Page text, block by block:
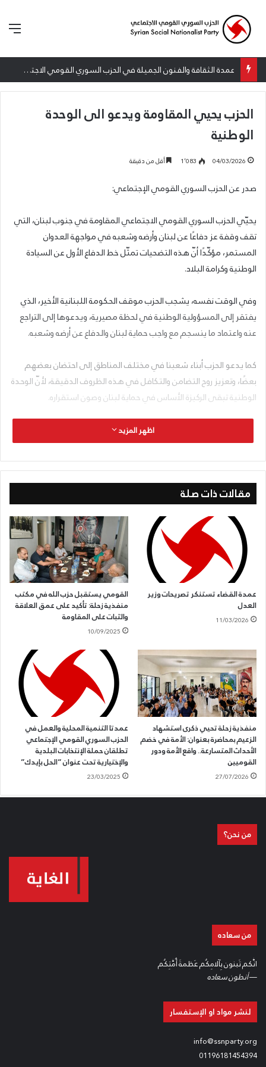
عمدة الثقافة والفنون الجميلة في الحزب السوري القومي الاجتماعي تعلن نتائج الدورة الخامسة من جائزة أنطون سعاده الأدبية
الحزب يحيي المقاومة ويدعو الى الوحدة
الوطنية
04/03/2026 1٬083 أقل من دقيقة
صدر عن الحزب السوري القومي الإجتماعي:
يحيّي الحزب السوري القومي الاجتماعي المقاومة في جنوب لبنان، التي
تقف وقفة عز دفاعًا عن لبنان وأرضه وشعبه في مواجهة العدوان
المستمر، مؤكّدًا أنّ هذه التضحيات تمثّل خط الدفاع الأول عن السيادة
الوطنية وكرامة البلاد.
وفي الوقت نفسه، يشجب الحزب موقف الحكومة اللبنانية الأخير، الذي
يفتقر إلى المسؤولية الوطنية في لحظة مصيرية، ويدعوها إلى التراجع
عنه واعتماد ما ينسجم مع واجب حماية لبنان والدفاع عن أرضه وشعبه.
كما يدعو الحزب أبناء شعبنا في مختلف المناطق إلى احتضان بعضهم
بعضًا، وتعزيز روح التضامن والتكافل في هذه الظروف الدقيقة، لأنّ الوحدة
الوطنية تبقى الركيزة الأساس في حماية لبنان وصون استقراره.
2026-03-04
اظهر المزيد
مقالات ذات صلة
عمدة القضاء تستنكر تصريحات وزير
العدل
11/03/2026
القومي يستقبل حزب الله في مكتب
منفذية زحلة: تأكيد على عمق العلاقة
والثبات على المقاومة
10/09/2025
منفذية زحلة تحيي ذكرى استشهاد
الزعيم بمحاضرة بعنوان: الأمة في خضم
الأحداث المتسارعة.. واقع الأمة ودور
القوميين
27/07/2026
عمدتا التنمية المحلية والعمل في
الحزب السوري القومي الإجتماعي
تطلقان حملة الإنتخابات البلدية
والإختيارية تحت عنوان “الحل بإيدك”
23/03/2025
من نحن؟
من سعاده
انَّكم تَبنون بِآلامِكُم عَظمةَ أُمَّتِكُم
—أنطون سعاده
لنشر مواد او الإستفسار
info@ssnparty.org
01196181454394